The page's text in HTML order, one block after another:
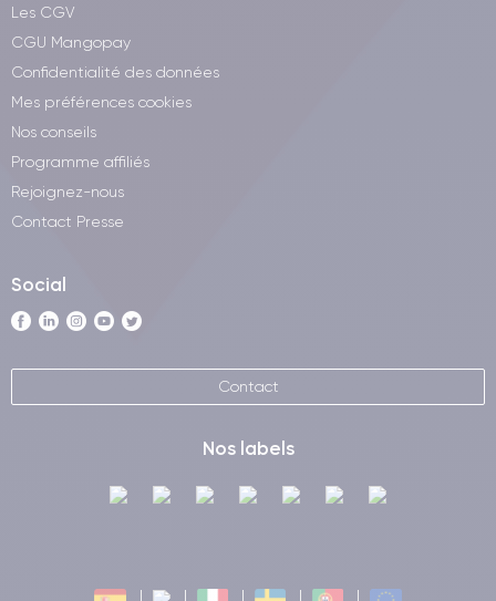
Les CGV
CGU Mangopay
Confidentialité des données
Mes préférences cookies
Nos conseils
Programme affiliés
Rejoignez-nous
Contact Presse
Social
Contact
Nos labels